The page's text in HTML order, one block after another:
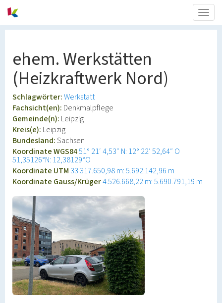
ehem. Werkstätten
(Heizkraftwerk Nord)
Schlagwörter:Werkstatt
Fachsicht(en): Denkmalpflege
Gemeinde(n): Leipzig
Kreis(e): Leipzig
Bundesland:Sachsen
Koordinate WGS8451° 21′ 4,53″ N: 12° 22′ 52,64″ O
51,35126°N: 12,38129°O
Koordinate UTM 33.317.650,98 m: 5.692.142,96 m
Koordinate Gauss/Krüger4.526.668,22 m: 5.690.791,19 m